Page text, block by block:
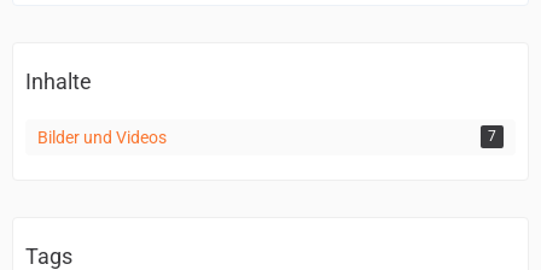
Inhalte
Bilder und Videos 7
Tags